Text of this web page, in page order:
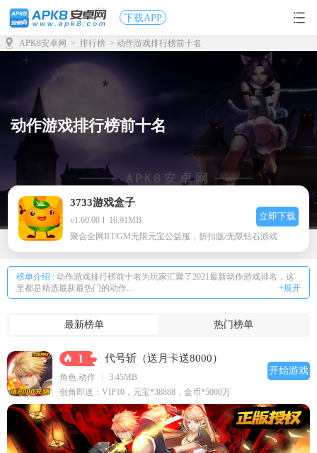
下载APP
APK8安卓网 > 排行榜 > 动作游戏排行榜前十名
动作游戏排行榜前十名
3733游戏盒子
v1.60.00
16.91MB
聚合全网BT/GM无限元宝公益服，折扣版/无限钻石游戏下载
立即下载
榜单介绍 : 动作游戏排行榜前十名为玩家汇聚了2021最新动作游戏排名，这
里都是精选最新最热门的动作...
+展开
最新榜单 热门榜单
1 代号斩（送月卡送8000）
角色 动作
3.45MB
创角即送：VIP10，元宝*38888，金币*5000万
开始游戏